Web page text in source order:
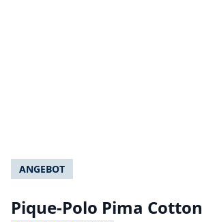
ANGEBOT
Pique-Polo Pima Cotton